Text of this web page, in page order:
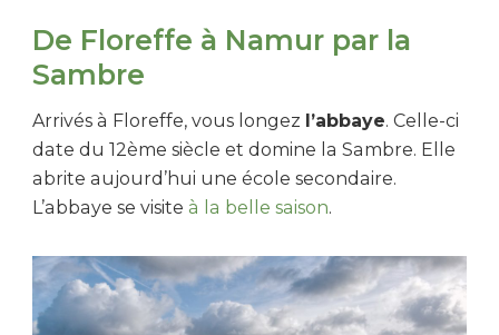
De Floreffe à Namur par la
Sambre
Arrivés à Floreffe, vous longez l’abbaye. Celle-ci
date du 12ème siècle et domine la Sambre. Elle
abrite aujourd’hui une école secondaire.
L’abbaye se visite à la belle saison.